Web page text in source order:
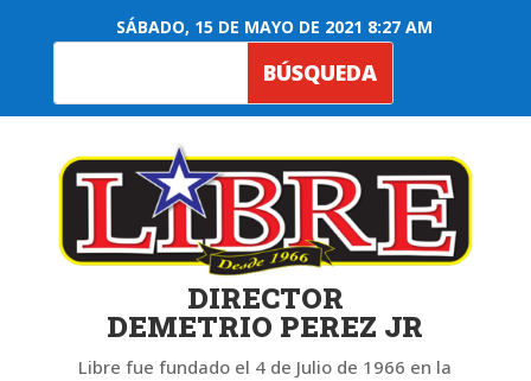
SÁBADO, 15 DE MAYO DE 2021 8:27 AM
DIRECTOR
DEMETRIO PEREZ JR
Libre fue fundado el 4 de Julio de 1966 en la